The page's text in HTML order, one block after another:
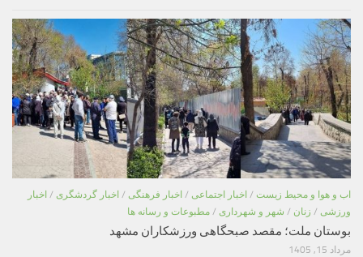
اب و هوا و محیط زیست / اخبار اجتماعی / اخبار فرهنگی / اخبار گردشگری / اخبار
ورزشی / زنان / شهر و شهرداری / مطبوعات و رسانه ها
بوستان ملت؛ مقصد صبحگاهی ورزشکاران مشهد
مرداد 15, 1405